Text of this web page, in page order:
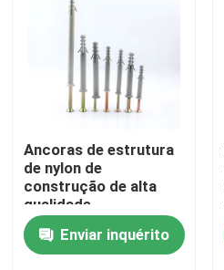
Casa
Ancoras de estrutura
de nylon de
construção de alta
qualidade
Martelamento de
martelos de nylon para
fixação de parafusos
Enviar inquérito